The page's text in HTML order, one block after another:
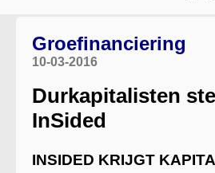
Groefinanciering
10-03-2016
Durkapitalisten
InSided
INSIDED KRIJGT